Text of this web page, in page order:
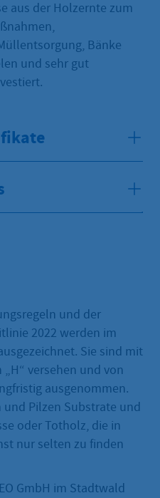
aus der Holzernte zum
Bänke
und sehr gut
und der
2022 werden im
Sie sind mit
versehen und von
ausgenommen.
und Pilzen Substrate und
oder Totholz, die in
nur selten zu finden
GmbH im Stadtwald